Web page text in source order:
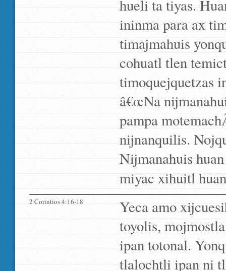
hueli ta tiyas.
ininma para ax
timajmahuis
cohuatl tlen
timoquejquetzas
â€œNa
pampa
nijnanquilis.
Nijmanahuis
miyac xihuitl
2 Corintios 4:16-18
Yeca amo
toyolis,
ipan totonal.
tlalochtli ipan ni